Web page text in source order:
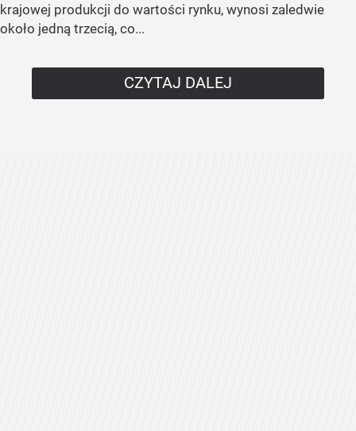
krajowej produkcji do wartości rynku, wynosi zaledwie
około jedną trzecią, co...
CZYTAJ DALEJ